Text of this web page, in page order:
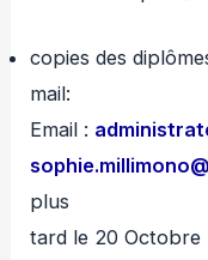
copies des
mail:
Email :
plus
tard le 20 Octobre